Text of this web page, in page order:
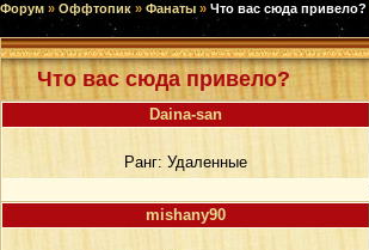
Форум » Оффтопик » Фанаты » Что вас сюда привело?
Что вас сюда привело?
Daina-san
Ранг: Удаленные
mishany90